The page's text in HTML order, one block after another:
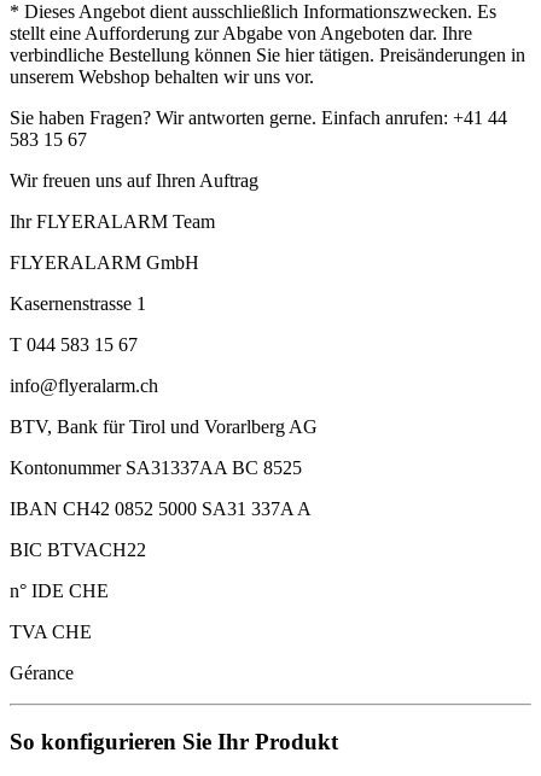
* Dieses Angebot dient ausschließlich Informationszwecken. Es
stellt eine Aufforderung zur Abgabe von Angeboten dar. Ihre
verbindliche Bestellung können Sie hier tätigen. Preisänderungen in
unserem Webshop behalten wir uns vor.
Sie haben Fragen? Wir antworten gerne. Einfach anrufen: +41 44
583 15 67
Wir freuen uns auf Ihren Auftrag
Ihr FLYERALARM Team
FLYERALARM GmbH
Kasernenstrasse 1
T 044 583 15 67
info@flyeralarm.ch
BTV, Bank für Tirol und Vorarlberg AG
Kontonummer SA31337AA BC 8525
IBAN CH42 0852 5000 SA31 337A A
BIC BTVACH22
n° IDE CHE
TVA CHE
Gérance
So konfigurieren Sie Ihr Produkt